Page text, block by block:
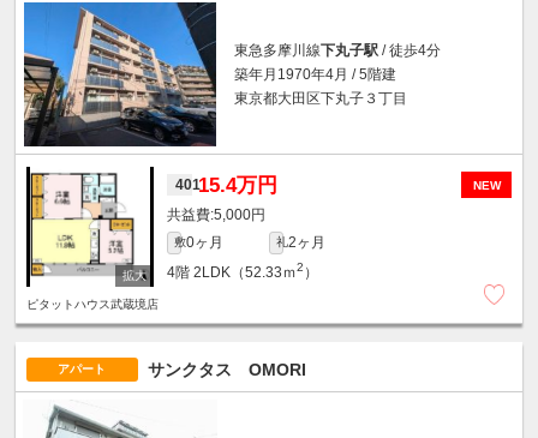
東急多摩川線下丸子駅 / 徒歩4分
築年月1970年4月 / 5階建
東京都大田区下丸子３丁目
NEW
40115.4万円
5,000円
敷0ヶ月 礼2ヶ月
4階 2LDK（52.33ｍ2 ）
ピタットハウス武蔵境店
アパート サンクタス OMORI